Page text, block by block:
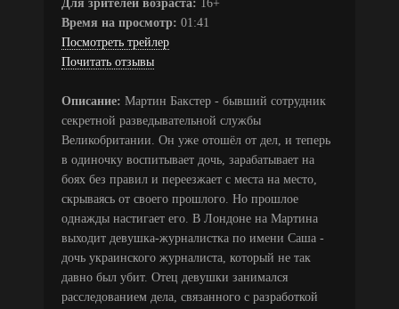
Для зрителей возраста: 16+
Время на просмотр: 01:41
Посмотреть трейлер
Почитать отзывы
Описание: Мартин Бакстер - бывший сотрудник
секретной разведывательной службы
Великобритании. Он уже отошёл от дел, и теперь
в одиночку воспитывает дочь, зарабатывает на
боях без правил и переезжает с места на место,
скрываясь от своего прошлого. Но прошлое
однажды настигает его. В Лондоне на Мартина
выходит девушка-журналистка по имени Саша -
дочь украинского журналиста, который не так
давно был убит. Отец девушки занимался
расследованием дела, связанного с разработкой